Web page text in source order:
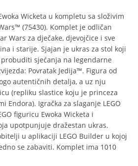
Wicketa u kompletu sa složivim
(75430). Komplet je odličan
Wars za dječake, djevojčice i sve
i starije. Sjajan je ukras za stol koji
sjećanja na legendarne
Povratak Jedija™. Figura od
autentičnih detalja, a uz nju
(repliku slastice koju je princeza
Endora). Igračka za slaganje LEGO
figuricu Ewoka Wicketa i
upotpunjuje dražestan ukras.
u aplikaciji LEGO Builder u kojoj
se zabaviti. Komplet ima 1010